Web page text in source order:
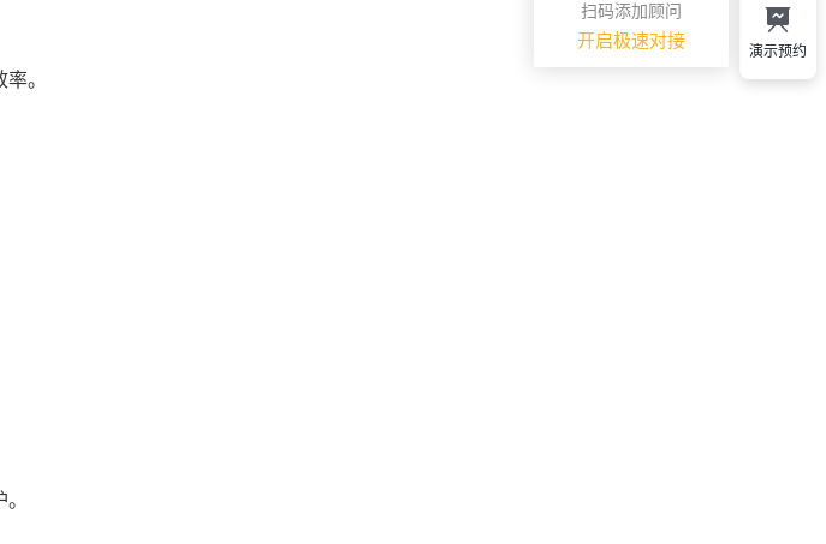
。
扫码添加顾问
开启极速对接 演示预约